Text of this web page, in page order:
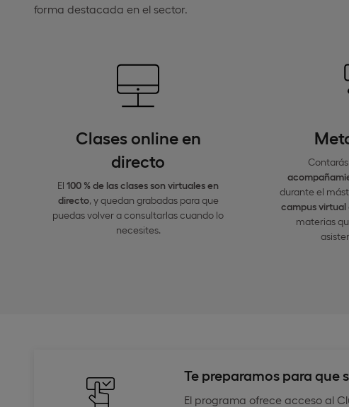
forma destacada en el sector.
Clases online en
directo
El 100 % de las clases son virtuales en
directo, y quedan grabadas para que
puedas volver a consultarlas cuando lo
necesites.
durante el
campus virtual
materias
Te preparamos para que
El programa ofrece acceso al